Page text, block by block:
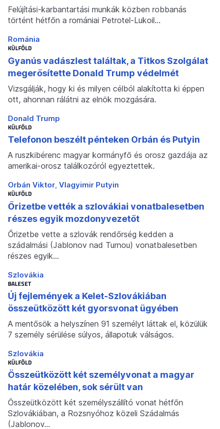
Felújítási-karbantartási munkák közben robbanás
történt hétfőn a romániai Petrotel-Lukoil…
Románia
KÜLFÖLD
Gyanús vadászlest találtak, a Titkos Szolgálat
megerősítette Donald Trump védelmét
Vizsgálják, hogy ki és milyen célból alakította ki éppen
ott, ahonnan rálátni az elnök mozgására.
Donald Trump
KÜLFÖLD
Telefonon beszélt pénteken Orbán és Putyin
A ruszkibérenc magyar kormányfő és orosz gazdája az
amerikai-orosz találkozóról egyeztettek.
Orbán Viktor Vlagyimir Putyin
KÜLFÖLD
Őrizetbe vették a szlovákiai vonatbalesetben
részes egyik mozdonyvezetőt
Őrizetbe vette a szlovák rendőrség kedden a
szádalmási (Jablonov nad Turnou) vonatbalesetben
részes egyik…
Szlovákia
BALESET
Új fejlemények a Kelet-Szlovákiában
összeütközött két gyorsvonat ügyében
A mentősök a helyszínen 91 személyt láttak el, közülük
7 személy sérülése súlyos, állapotuk válságos.
Szlovákia
KÜLFÖLD
Összeütközött két személyvonat a magyar
határ közelében, sok sérült van
Összeütközött két személyszállító vonat hétfőn
Szlovákiában, a Rozsnyóhoz közeli Szádalmás
(Jablonov…